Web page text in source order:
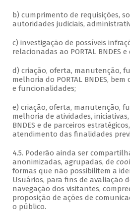
b) cumprimento de requisições,
autoridades judiciais,
c) investigação de possíveis
relacionadas ao PORTAL BNDES e
d) criação, oferta, manutenção,
melhoria do PORTAL BNDES,
e funcionalidades;
e) criação, oferta, manutenção,
melhoria de atividades,
BNDES e de parceiros
atendimento das finalidades
4.5. Poderão ainda ser
anonimizadas, agrupadas, de
formas que não possibilitem a
Usuários, para fins de avaliação
navegação dos visitantes,
proposição de ações de
o público.